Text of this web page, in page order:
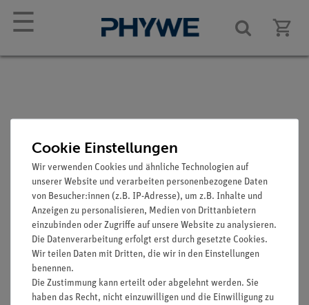
☰
Plastilina, 10 Stangen
Artikel-Nr.: 03935-03
Cookie Einstellungen
Wir verwenden Cookies und ähnliche Technologien auf
unserer Website und verarbeiten personenbezogene Daten
von Besucher:innen (z.B. IP-Adresse), um z.B. Inhalte und
Anzeigen zu personalisieren, Medien von Drittanbietern
einzubinden oder Zugriffe auf unsere Website zu analysieren.
Die Datenverarbeitung erfolgt erst durch gesetzte Cookies.
Wir teilen Daten mit Dritten, die wir in den Einstellungen
benennen.
Die Zustimmung kann erteilt oder abgelehnt werden. Sie
haben das Recht, nicht einzuwilligen und die Einwilligung zu